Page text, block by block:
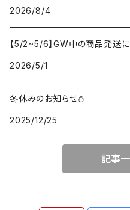
2026/8/4
【5/2~5/6】GW中の商品発送
2026/5/1
冬休みのお知らせ⛄
2025/12/25
記事